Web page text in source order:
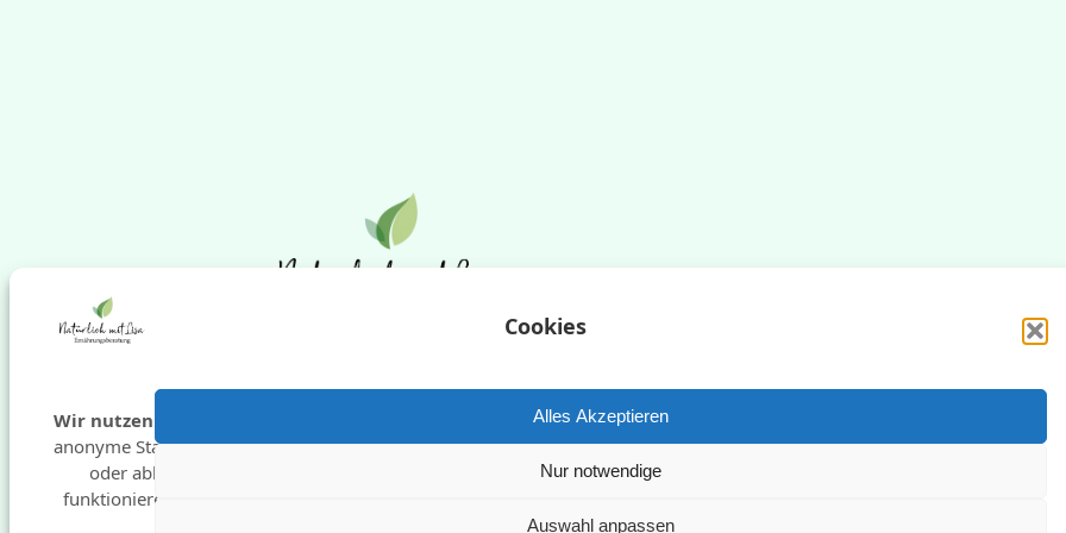
Cookies
Wir nutzen Cookies
anonyme Statistik. Du kannst zustimmen
oder ablehnen – manche Inhalte
funktionieren sonst nur eingeschränkt.
Alles Akzeptieren
Nur notwendige
Auswahl anpassen
ImpressumDatenschutzerklärung